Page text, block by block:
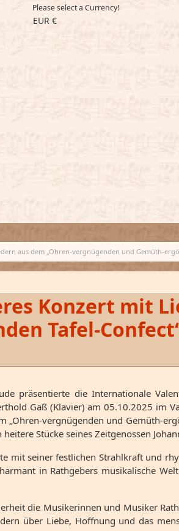
Please select a Currency!
EUR €
aus dem „Ohren-vergnügenden und Gemüth-
Konzert mit
Tafel-
präsentierte die Internationale
Gaß (Klavier) am 05.10.2025 im
vergnügenden und Gemüth-
Stücke seines Zeitgenossen
mit seiner festlichen Strahlkraft und
in Rathgebers musikalische
die Musikerinnen und Musiker
über Liebe, Hoffnung und das